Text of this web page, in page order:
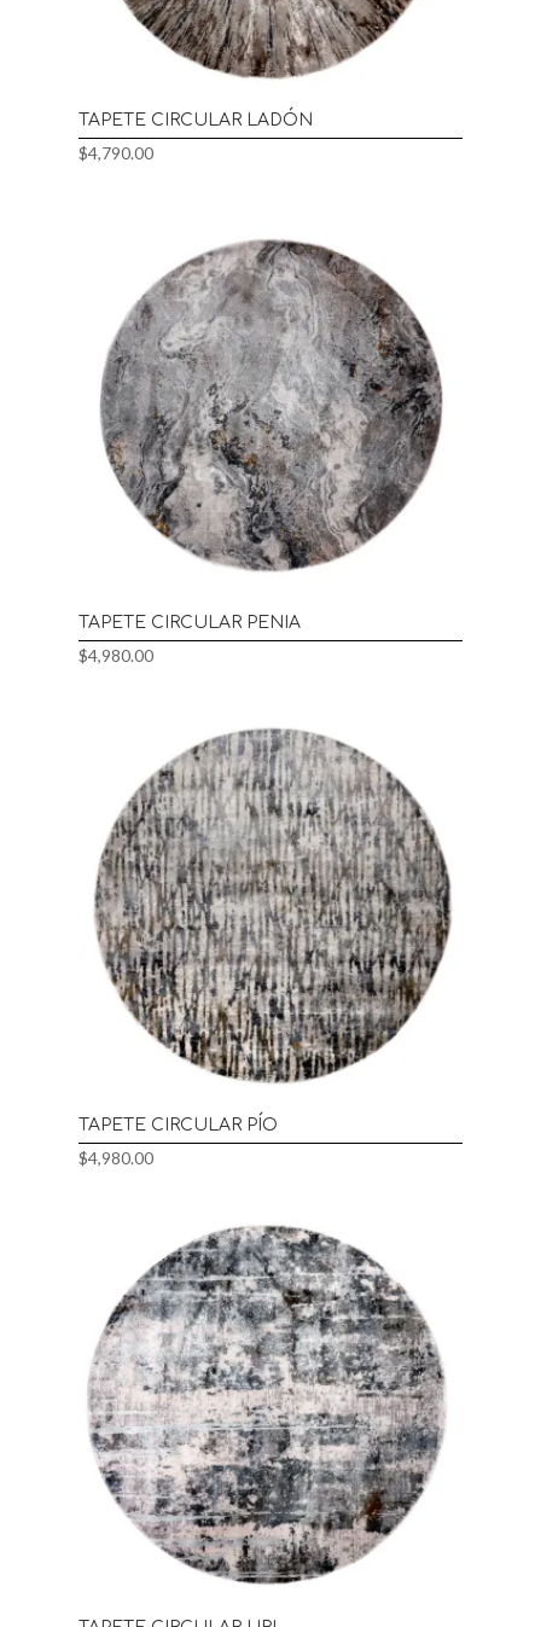
TAPETE CIRCULAR LADÓN
$4,790.00
TAPETE CIRCULAR PENIA
$4,980.00
TAPETE CIRCULAR PÍO
$4,980.00